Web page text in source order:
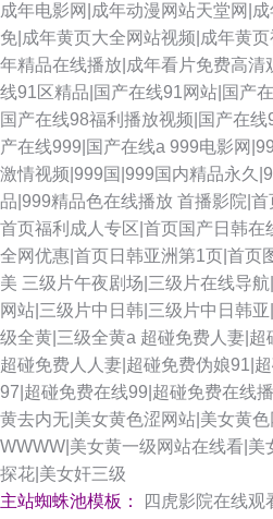
成年电影网|成年动漫网站天堂网|
免|成年黄页大全网站视频|成年黄
年精品在线播放|成年看片免费高清
线91区精品|国产在线91网站|国产
国产在线98福利播放视频|国产在
产在线999|国产在线a 999电影网
激情视频|999国|999国内精品永久
品|999精品色在线播放 首播影院|首
首页福利成人专区|首页国产日韩
全网优惠|首页日韩亚洲第1页|首页
美 三级片午夜剧场|三级片在线导
网站|三级片中日韩|三级片中日韩
级全黄|三级全黄a 超碰免费人妻|超
超碰免费人人妻|超碰免费伪娘91|
97|超碰免费在线99|超碰免费在线
黄去内无|美女黄色涩网站|美女黄
WWWW|美女黄一级网站在线看|美
探花|美女奸三级
主站蜘蛛池模板：
四虎影院在线观